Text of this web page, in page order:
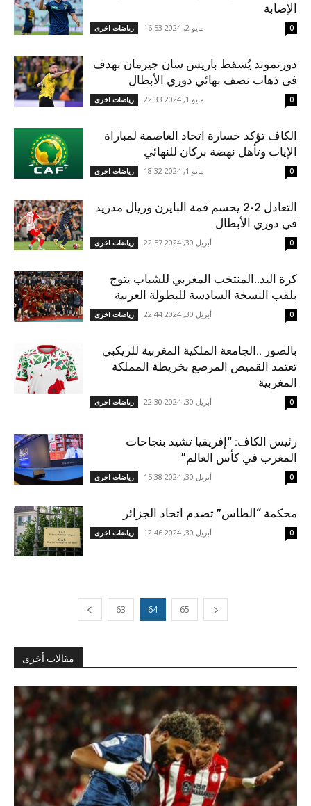
الإصابة
رياضات اخرى مايو 2, 2024 16:53 0
دورتموند يُسقط باريس سان جيرمان بهدف
فى ذهاب نصف نهائي دوري الأبطال
رياضات اخرى مايو 1, 2024 22:33 0
الكاف تؤكد خسارة اتحاد العاصمة لمباراة
الإياب وتأهل نهضة بركان للنهائي
رياضات اخرى مايو 1, 2024 18:32 0
التعادل 2-2 يحسم قمة البايرن وريال مدريد
في دوري الأبطال
رياضات اخرى أبريل 30, 2024 22:57 0
كرة اليد..المنتخب المغربي للشباب يتوج
بلقب النسخة السادسة للبطولة العربية
رياضات اخرى أبريل 30, 2024 22:44 0
بالصور ..الجامعة الملكية المغربية للريكبي
تعتمد القميص المرصع بخريطة المملكة
المغربية
رياضات اخرى أبريل 30, 2024 22:30 0
رئيس الكاف: “إفريقيا تشيد بنجاحات
المغرب في كأس العالم”
رياضات اخرى أبريل 30, 2024 15:38 0
محكمة “الطاس” تصدم اتحاد الجزائر
رياضات اخرى أبريل 30, 2024 12:46 0
63 64 65
مقالات أخرى